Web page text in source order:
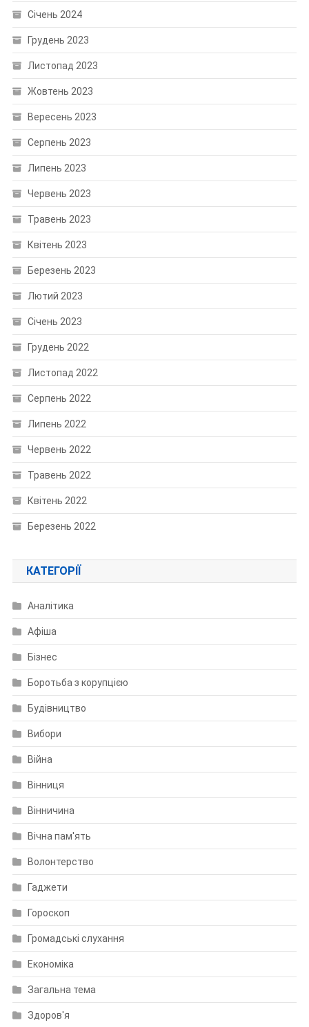
Січень 2024
Грудень 2023
Листопад 2023
Жовтень 2023
Вересень 2023
Серпень 2023
Липень 2023
Червень 2023
Травень 2023
Квітень 2023
Березень 2023
Лютий 2023
Січень 2023
Грудень 2022
Листопад 2022
Серпень 2022
Липень 2022
Червень 2022
Травень 2022
Квітень 2022
Березень 2022
КАТЕГОРІЇ
Аналітика
Афіша
Бізнес
Боротьба з корупцією
Будівництво
Вибори
Війна
Вінниця
Вінничина
Вічна пам'ять
Волонтерство
Гаджети
Гороскоп
Громадські слухання
Економіка
Загальна тема
Здоров'я